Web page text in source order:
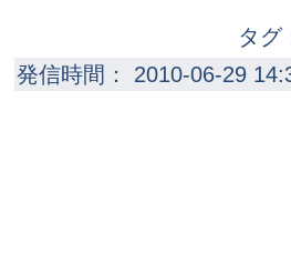
タ
発信時間： 2010-06-29